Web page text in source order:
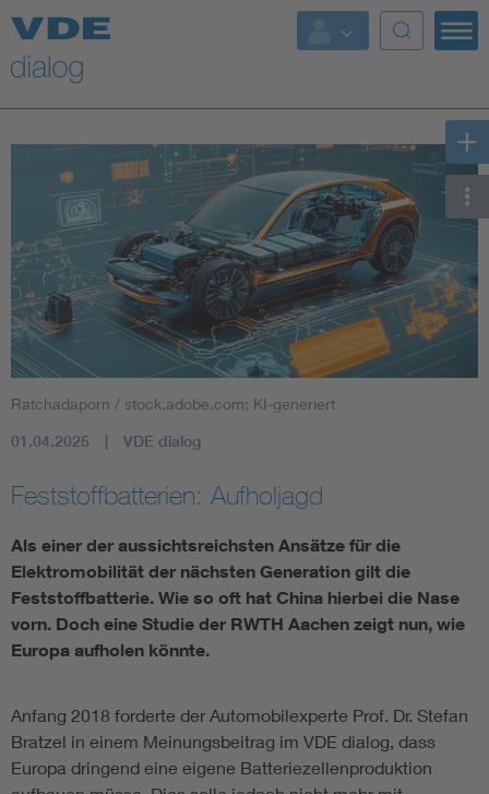
Ratchadaporn / stock.adobe.com; KI-generiert
01.04.2025 VDE dialog
Feststoffbatterien: Aufholjagd
Als einer der aussichtsreichsten Ansätze für die
Elektromobilität der nächsten Generation gilt die
Feststoffbatterie. Wie so oft hat China hierbei die Nase
vorn. Doch eine Studie der RWTH Aachen zeigt nun, wie
Europa aufholen könnte.
Anfang 2018 forderte der Automobilexperte Prof. Dr. Stefan
Bratzel in einem Meinungsbeitrag im VDE dialog, dass
Europa dringend eine eigene Batteriezellenproduktion